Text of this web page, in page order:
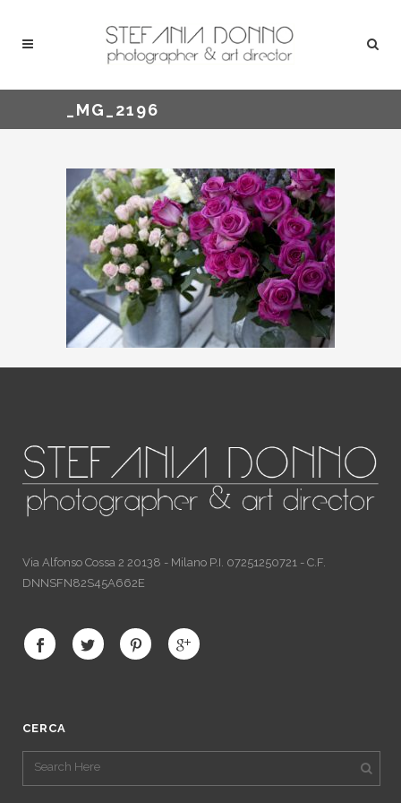
_MG_2196
Via Alfonso Cossa 2 20138 - Milano P.I. 07251250721 - C.F.
DNNSFN82S45A662E
CERCA